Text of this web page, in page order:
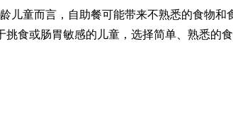
儿童而言，自助餐可能带来不熟悉的食物
食或肠胃敏感的儿童，选择简单、熟悉的